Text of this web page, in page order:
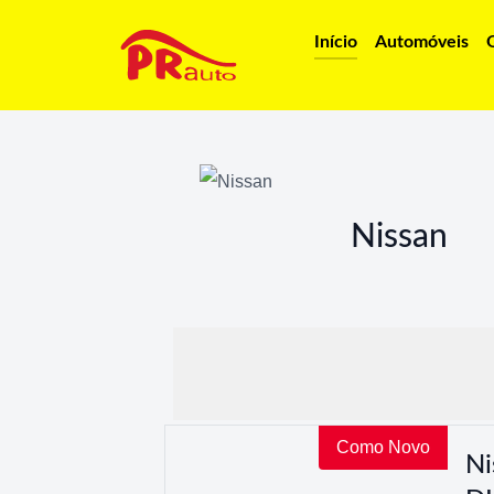
Início Automóveis
Nissan
Como Novo